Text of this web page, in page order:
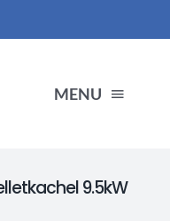
MENU
9.5kW